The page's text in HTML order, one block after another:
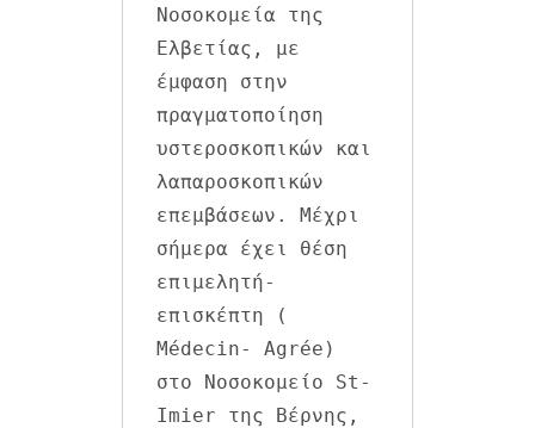
Νοσοκομεία της
Ελβετίας, με
έμφαση στην
πραγματοποίηση
υστεροσκοπικών και
λαπαροσκοπικών
επεμβάσεων. Μέχρι
σήμερα έχει θέση
επιμελητή-
επισκέπτη (
Médecin- Agrée)
στο Νοσοκομείο St-
Imier της Βέρνης,